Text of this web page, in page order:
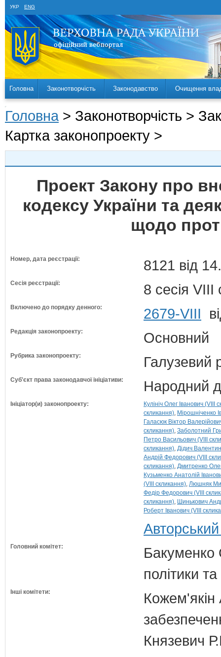
УКР ENG
Головна Законотворчість Законодавство Очищення
Головна > Законотворчість >
Картка законопроекту >
Проект Закону про
кодексу України та
щодо
Номер, дата реєстрації: 8121 від
Сесія реєстрації: 8 сесія VIII
Включено до порядку денного: 2679-VIII
Редакція законопроекту: Основний
Рубрика законопроекту: Галузевий
Суб'єкт права законодавчої ініціативи: Народний
Ініціатор(и) законопроекту:
Кулініч Олег Іванович (VIII
скликання) Мірошніченко
Галасюк Віктор
скликання) Заболотний
Петро Васильович (VIII
скликання) Дідич
Андрій Федорович (VIII
скликання) Дмитренко
Кузьменко Анатолій
(VIII скликання) Люшняк
Федір Федорович (VIII
скликання) Шинькович
Роберт Іванович (VIII
Головний комітет:
Бакуменко
політики
Інші комітети:
Кожем'якін
Князевич